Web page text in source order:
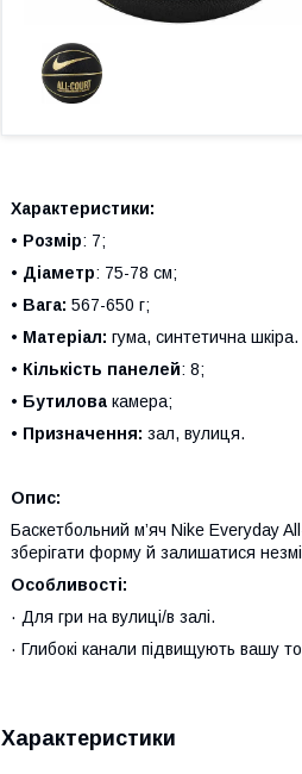
Характеристики:
• Розмір: 7;
• Діаметр: 75-78 см;
• Вага: 567-650 г;
• Матеріал: гума, синтетична шкіра.
• Кількість панелей: 8;
• Бутилова камера;
• Призначення: зал, вулиця.
Опис:
Баскетбольний м’яч Nike Everyday
зберігати форму й залишатися
Особливості:
· Для гри на вулиці/в залі.
· Глибокі канали підвищують вашу
Характеристики